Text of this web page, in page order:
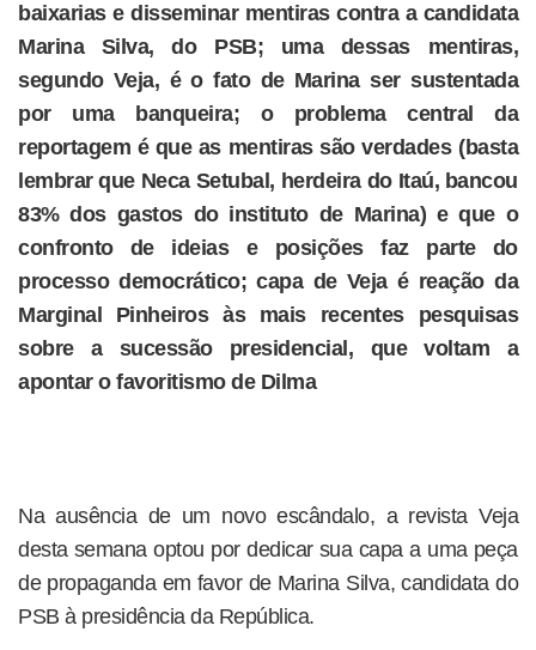
baixarias e disseminar mentiras contra a candidata
Marina Silva, do PSB; uma dessas mentiras,
segundo Veja, é o fato de Marina ser sustentada
por uma banqueira; o problema central da
reportagem é que as mentiras são verdades (basta
lembrar que Neca Setubal, herdeira do Itaú, bancou
83% dos gastos do instituto de Marina) e que o
confronto de ideias e posições faz parte do
processo democrático; capa de Veja é reação da
Marginal Pinheiros às mais recentes pesquisas
sobre a sucessão presidencial, que voltam a
apontar o favoritismo de Dilma
Na ausência de um novo escândalo, a revista Veja
desta semana optou por dedicar sua capa a uma peça
de propaganda em favor de Marina Silva, candidata do
PSB à presidência da República.